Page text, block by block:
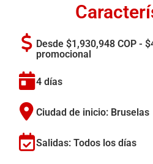
Desde $1,930,948 COP -
promocional
4 días
Ciudad de inicio: Bruselas
Salidas: Todos los días